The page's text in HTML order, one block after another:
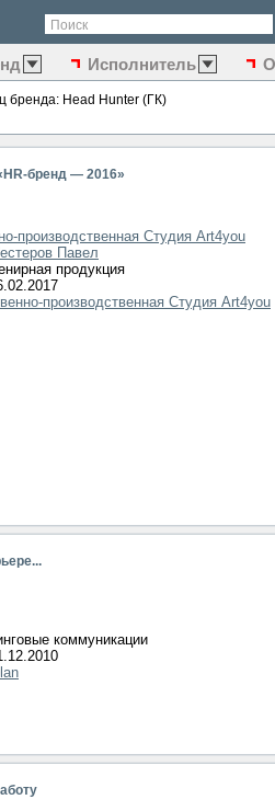
Поиск
Исполнитель
бренда: Head Hunter (ГК)
бренд — 2016»
производственная Студия Art4you
Павел
продукция
производственная Студия Art4you
коммуникации